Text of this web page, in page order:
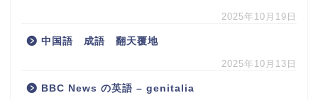
2025年10月19日
中国語 成語 翻天覆地
2025年10月13日
BBC News の英語 – genitalia